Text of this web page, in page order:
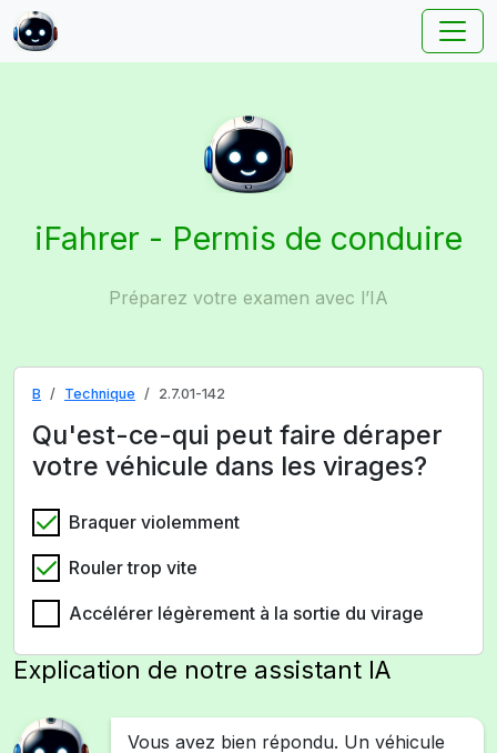
iFahrer - Permis de conduire
Préparez votre examen avec l’IA
B Technique 2.7.01-142
Qu'est-ce-qui peut faire déraper
votre véhicule dans les virages?
Braquer violemment
Rouler trop vite
Accélérer légèrement à la sortie du virage
Explication de notre assistant IA
Vous avez bien répondu. Un véhicule